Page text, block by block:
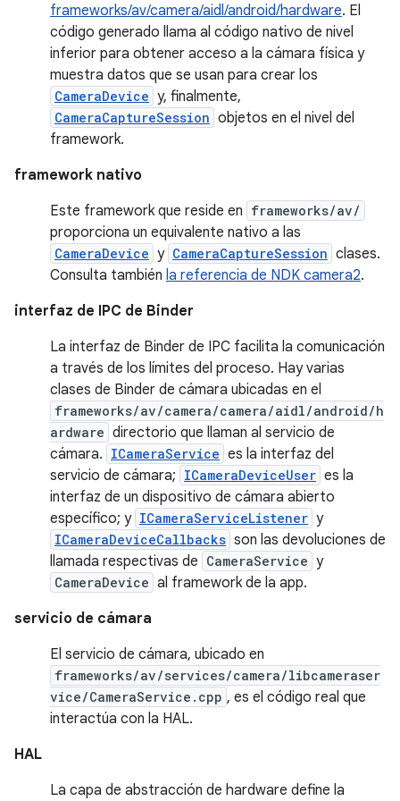
frameworks/av/camera/aidl/android/hardware. El
código generado llama al código nativo de nivel
inferior para obtener acceso a la cámara física y
muestra datos que se usan para crear los
CameraDevice y, finalmente,
CameraCaptureSession objetos en el nivel del
framework.
framework nativo
Este framework que reside en frameworks/av/
proporciona un equivalente nativo a las
CameraDevice y CameraCaptureSession clases.
Consulta también la referencia de NDK camera2.
interfaz de IPC de Binder
La interfaz de Binder de IPC facilita la comunicación
a través de los límites del proceso. Hay varias
clases de Binder de cámara ubicadas en el
frameworks/av/camera/camera/aidl/android/h
ardware directorio que llaman al servicio de
cámara. ICameraService es la interfaz del
servicio de cámara; ICameraDeviceUser es la
interfaz de un dispositivo de cámara abierto
específico; y ICameraServiceListener y
ICameraDeviceCallbacks son las devoluciones de
llamada respectivas de CameraService y
CameraDevice al framework de la app.
servicio de cámara
El servicio de cámara, ubicado en
frameworks/av/services/camera/libcameraser
vice/CameraService.cpp , es el código real que
interactúa con la HAL.
HAL
La capa de abstracción de hardware define la